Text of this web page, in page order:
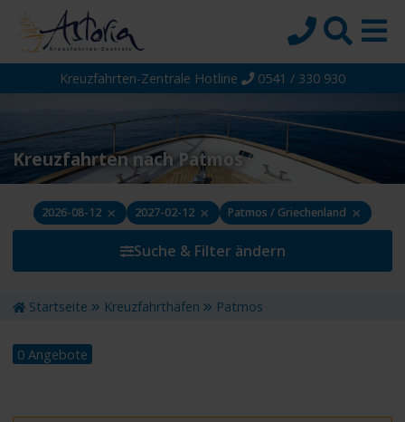
Startseite
Reiseziele
Themen
Reedereien
Suche
Kreuzfahrten-Zentrale Hotline 0541 / 330 930
Kreuzfahrten nach Patmos
Suche & Filter ändern
2026-08-12 × 2027-02-12 × Patmos / Griechenland ×
Startseite Kreuzfahrthäfen Patmos
0 Angebote